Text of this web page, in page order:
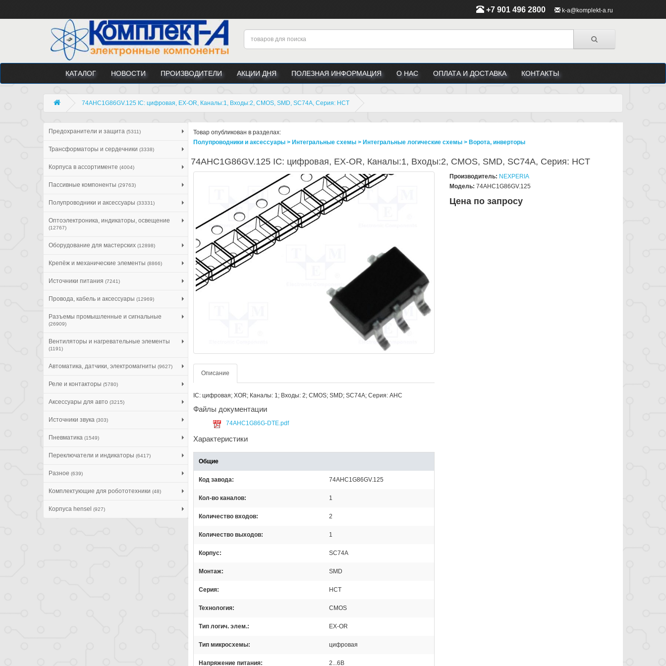
+7 901 496 2800 k-a@komplekt-a.ru
КАТАЛОГ НОВОСТИ ПРОИЗВОДИТЕЛИ АКЦИИ ДНЯ ПОЛЕЗНАЯ ИНФОРМАЦИЯ О НАС ОПЛАТА И ДОСТАВКА КОНТАКТЫ
74AHC1G86GV.125 IC: цифровая, EX-OR, Каналы:1, Входы:2, CMOS, SMD, SC74A, Серия: HCT
Предохранители и защита (5311)
Трансформаторы и сердечники (3338)
Корпуса в ассортименте (4004)
Пассивные компоненты (29763)
Полупроводники и аксессуары (33331)
Оптоэлектроника, индикаторы, освещение
(12767)
Оборудование для мастерских (12898)
Крепёж и механические элементы (8866)
Источники питания (7241)
Провода, кабель и аксессуары (12969)
Разъемы промышленные и сигнальные
(26909)
Вентиляторы и нагревательные элементы
(1191)
Автоматика, датчики, электромагниты (9627)
Реле и контакторы (5780)
Аксессуары для авто (3215)
Источники звука (303)
Пневматика (1549)
Переключатели и индикаторы (6417)
Разное (639)
Комплектующие для робототехники (48)
Корпуса hensel (927)
Товар опубликован в разделах:
Полупроводники и аксессуары > Интегральные схемы > Интегральные логические схемы > Ворота, инверторы
74AHC1G86GV.125 IC: цифровая, EX-OR, Каналы:1, Входы:2, CMOS, SMD, SC74A, Серия: HCT
Описание
IC: цифровая; XOR; Каналы: 1; Входы: 2; CMOS; SMD; SC74A; Серия: AHC
Файлы документации
74AHC1G86G-DTE.pdf
Характеристики
Общие
Код завода 74AHC1G86GV.125
Кол-во каналов 1
Количество входов 2
Количество выходов 1
Корпус SC74A
Монтаж SMD
Серия HCT
Технология CMOS
Тип логич. элем. EX-OR
Тип микросхемы цифровая
Напряжение питания 2...6В
Производитель: NEXPERIA
Модель: 74AHC1G86GV.125
Цена по запросу